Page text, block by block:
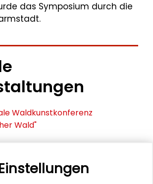
das Symposium durch die
Waldkunstkonferenz
Wald"
erreichen – Zukunftsbündnis im